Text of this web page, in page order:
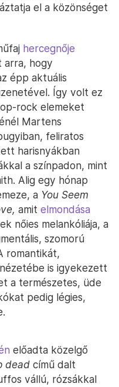
el a közönséget
hercegnője
arra, hogy
épp aktuális
Így volt ez
rock elemeket
Martens
feliratos
harisnyákban
a színpadon, mint
Alig egy hónap
a You Seem
amit elmondása
nőies melankóliája, a
szomorú
romantikát,
is igyekezett
a természetes, üde
pedig légies,
előadta közelgő
dead című dalt
vállú, rózsákkal